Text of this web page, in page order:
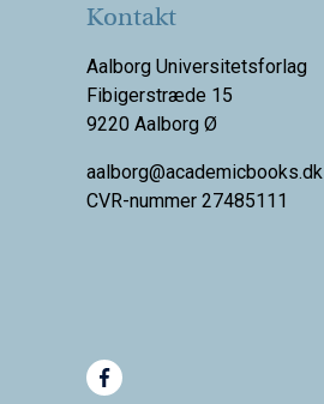
Kontakt
Aalborg Universitetsforlag
Fibigerstræde 15
9220 Aalborg Ø
aalborg@academicbooks.dk
CVR-nummer 27485111